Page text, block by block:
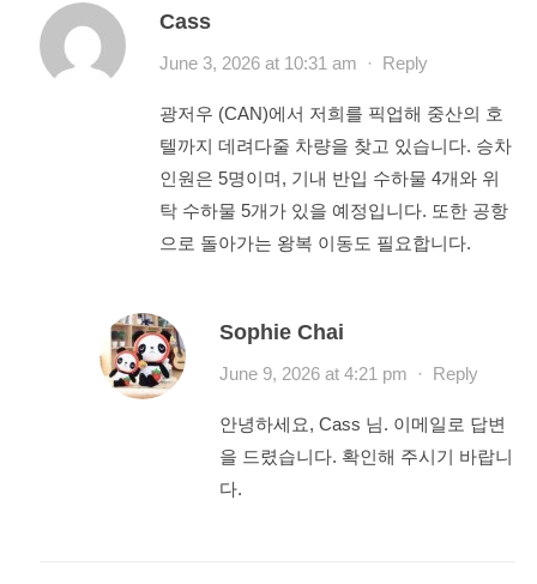
Cass
June 3, 2026 at 10:31 am · Reply
광저우 (CAN)에서 저희를 픽업해 중산의 호
텔까지 데려다줄 차량을 찾고 있습니다. 승차
인원은 5명이며, 기내 반입 수하물 4개와 위
탁 수하물 5개가 있을 예정입니다. 또한 공항
으로 돌아가는 왕복 이동도 필요합니다.
Sophie Chai
June 9, 2026 at 4:21 pm · Reply
안녕하세요, Cass 님. 이메일로 답변
을 드렸습니다. 확인해 주시기 바랍니
다.